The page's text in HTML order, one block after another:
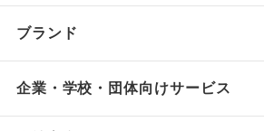
ブランド
企業・学校・団体向けサービス